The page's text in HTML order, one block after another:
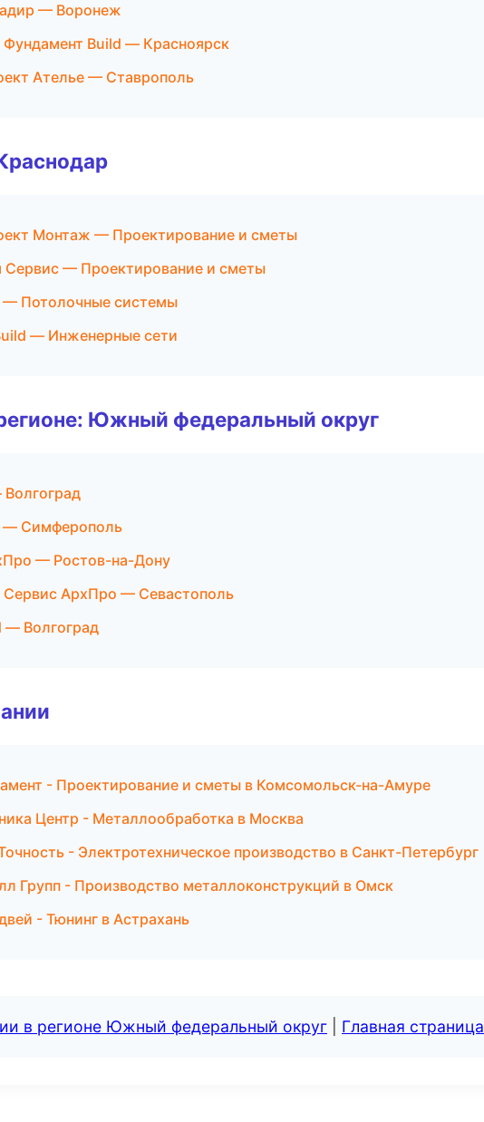
— Воронеж
Build — Красноярск
Ателье — Ставрополь
Монтаж — Проектирование и сметы
— Проектирование и сметы
— Потолочные системы
— Инженерные сети
Южный федеральный округ
— Симферополь
— Ростов-на-Дону
АрхПро — Севастополь
— Волгоград
- Проектирование и сметы в Комсомольск-на-Амуре
Центр - Металлообработка в Москва
- Электротехническое производство в Санкт-Петербург
Групп - Производство металлоконструкций в Омск
- Тюнинг в Астрахань
в регионе Южный федеральный округ Главная страница